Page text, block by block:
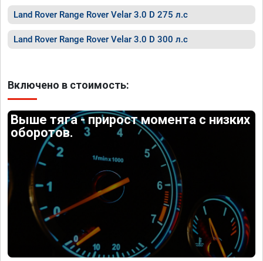
Land Rover Range Rover Velar 3.0 D 275 л.с
Land Rover Range Rover Velar 3.0 D 300 л.с
Включено в стоимость:
Выше тяга - прирост момента с низких
оборотов.